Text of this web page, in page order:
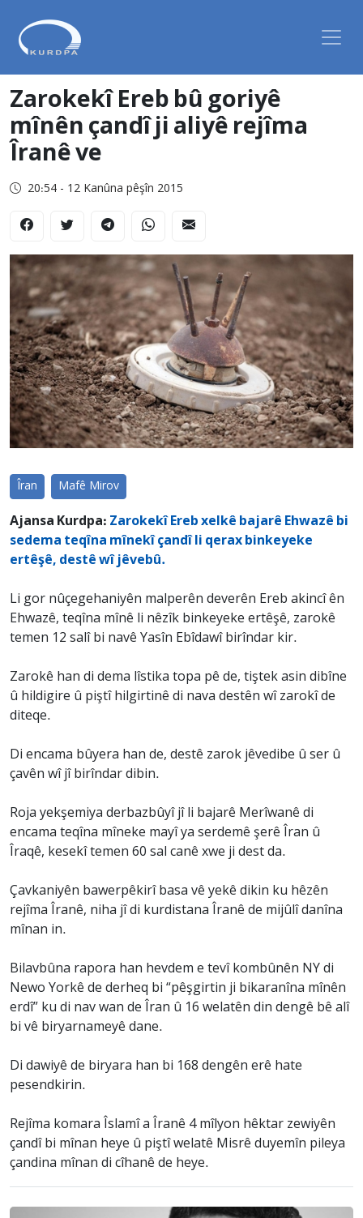
Zarokekî Ereb bû goriyê
mînên çandî ji aliyê rejîma
Îranê ve
20:54 - 12 Kanûna pêşîn 2015
Îran Mafê Mirov
Ajansa Kurdpa: Zarokekî Ereb xelkê bajarê Ehwazê bi
sedema teqîna mînekî çandî li qerax binkeyeke
ertêşê, destê wî jêvebû.
Li gor nûçegehaniyên malperên deverên Ereb akincî ên
Ehwazê, teqîna mînê li nêzîk binkeyeke ertêşê, zarokê
temen 12 salî bi navê Yasîn Ebîdawî birîndar kir.
Zarokê han di dema lîstika topa pê de, tiştek asin dibîne
û hildigire û piştî hilgirtinê di nava destên wî zarokî de
diteqe.
Di encama bûyera han de, destê zarok jêvedibe û ser û
çavên wî jî birîndar dibin.
Roja yekşemiya derbazbûyî jî li bajarê Merîwanê di
encama teqîna mîneke mayî ya serdemê şerê Îran û
Îraqê, kesekî temen 60 sal canê xwe ji dest da.
Çavkaniyên bawerpêkirî basa vê yekê dikin ku hêzên
rejîma Îranê, niha jî di kurdistana Îranê de mijûlî danîna
mînan in.
Bilavbûna rapora han hevdem e tevî kombûnên NY di
Newo Yorkê de derheq bi “pêşgirtin ji bikaranîna mînên
erdî” ku di nav wan de Îran û 16 welatên din dengê bê alî
bi vê biryarnameyê dane.
Di dawiyê de biryara han bi 168 dengên erê hate
pesendkirin.
Rejîma komara Îslamî a Îranê 4 mîlyon hêktar zewiyên
çandî bi mînan heye û piştî welatê Misrê duyemîn pileya
çandina mînan di cîhanê de heye.